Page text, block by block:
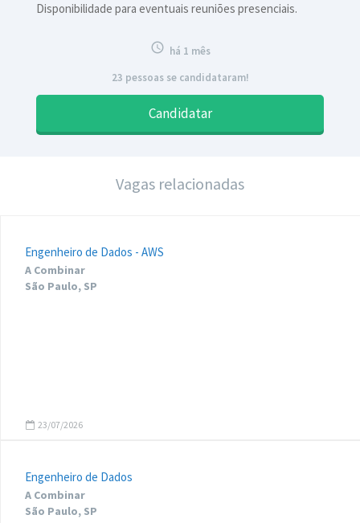
Disponibilidade para eventuais reuniões presenciais.
 há 1 mês
23 pessoas se candidataram!
Candidatar
Vagas relacionadas
Engenheiro de Dados - AWS
A Combinar
São Paulo, SP
23/07/2026
Engenheiro de Dados
A Combinar
São Paulo, SP